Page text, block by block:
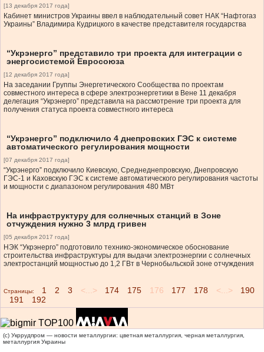
[13 декабря 2017 года]
Кабинет министров Украины ввел в наблюдательный совет НАК “Нафтогаз
Украины” Владимира Кудрицкого в качестве представителя государства
“Укрэнерго” представило три проекта для интеграции с
энергосистемой Евросоюза
[12 декабря 2017 года]
На заседании Группы Энергетического Сообщества по проектам
совместного интереса в сфере электроэнергетики в Вене 11 декабря
делегация “Укрэнерго” представила на рассмотрение три проекта для
получения статуса проекта совместного интереса
“Укрэнерго” подключило 4 днепровских ГЭС к системе
автоматического регулирования мощности
[07 декабря 2017 года]
“Укрэнерго” подключило Киевскую, Среднеднепровскую, Днепровскую
ГЭС-1 и Каховскую ГЭС к системе автоматического регулирования частоты
и мощности с диапазоном регулирования 480 МВт
На инфраструктуру для солнечных станций в Зоне
отчуждения нужно 3 млрд гривен
[05 декабря 2017 года]
НЭК “Укрэнерго” подготовило технико-экономическое обоснование
строительства инфраструктуры для выдачи электроэнергии с солнечных
электростанций мощностью до 1,2 ГВт в Чернобыльской зоне отчуждения
Страницы: 1 2 3 <...> 174 175 176 177 178 <...>
190
191
192
(c) Укррудпром — новости металлургии: цветная металлургия, черная металлургия,
металлургия Украины